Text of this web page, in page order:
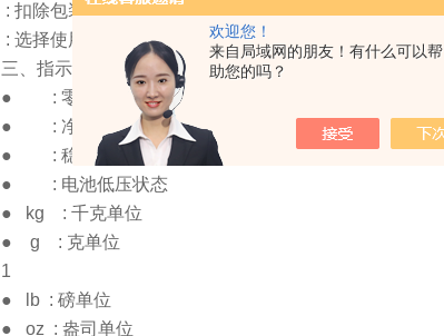
欢迎您！
来自局域网的朋友！有什么可以帮
助您的吗？
: 扣除包装物重量。
: 选择使用单位。
三、指示符号
● : 零点状态
● : 净重状态
● : 稳定状态
● : 电池低压状态
● kg : 千克单位
● g : 克单位
1
● lb : 磅单位
● oz : 盎司单位